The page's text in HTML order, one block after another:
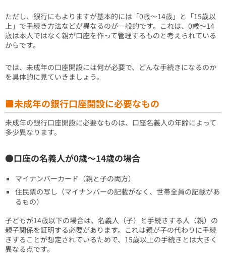
ただし、銀行にもよりますが基本的には「0歳～14歳」と「15歳以
上」で手続き方法などが異なるのが一般的です。これは、0歳～14
歳は本人ではなく親が口座を作って管理するものと考えられている
からです。
では、未成年の口座開設には何が必要で、どんな手続きになるのか
を具体的に見ていきましょう。
■未成年の銀行口座開設に必要なもの
未成年の銀行口座開設に必要なものは、口座名義人の年齢によって
多少異なります。
●口座の名義人が0歳～14歳の場合
マイナンバーカード（親と子の両方）
住民票の写し（マイナンバーの記載がなく、世帯全員の記載があ
るもの）
子どもが14歳以下の場合は、名義人（子）と手続きする人（親）の
親子関係を証明する必要があります。これは親が子の代わりに手続
きすることが想定されているためで、15歳以上の手続きとは大きく
異なる点です。